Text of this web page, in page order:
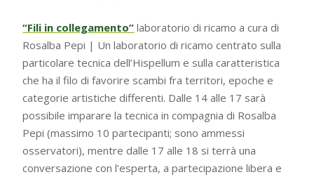
“Fili in collegamento” laboratorio di ricamo a cura di
Rosalba Pepi | Un laboratorio di ricamo centrato sulla
particolare tecnica dell’Hispellum e sulla caratteristica
che ha il filo di favorire scambi fra territori, epoche e
categorie artistiche differenti. Dalle 14 alle 17 sarà
possibile imparare la tecnica in compagnia di Rosalba
Pepi (massimo 10 partecipanti; sono ammessi
osservatori), mentre dalle 17 alle 18 si terrà una
conversazione con l’esperta, a partecipazione libera e